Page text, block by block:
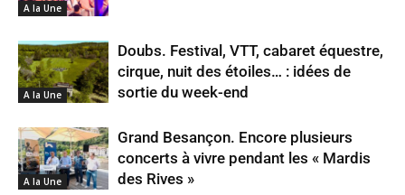
A la Une
A la Une
Doubs. Festival, VTT, cabaret équestre,
cirque, nuit des étoiles… : idées de
sortie du week-end
A la Une
Grand Besançon. Encore plusieurs
concerts à vivre pendant les « Mardis
des Rives »